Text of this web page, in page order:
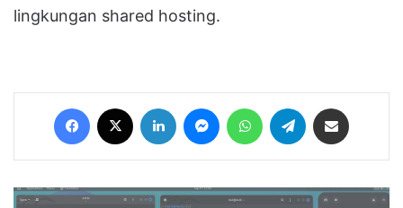
lingkungan shared hosting.
Facebook LinkedIn MessengerWhatsAppTelegram